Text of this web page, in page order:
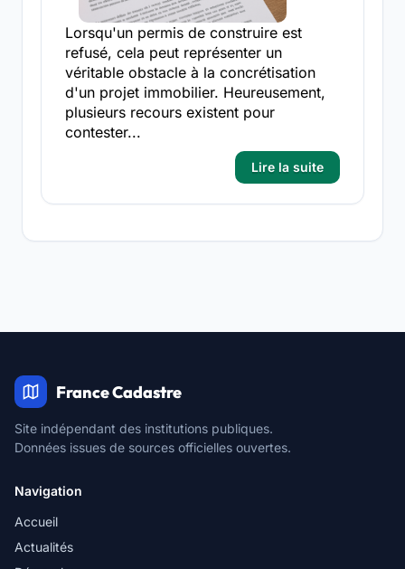
Lorsqu'un permis de construire est
refusé, cela peut représenter un
véritable obstacle à la concrétisation
d'un projet immobilier. Heureusement,
plusieurs recours existent pour
contester...
Lire la suite
France Cadastre
Site indépendant des institutions publiques.
Données issues de sources officielles ouvertes.
Navigation
Accueil
Actualités